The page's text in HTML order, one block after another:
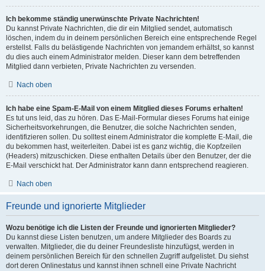
Ich bekomme ständig unerwünschte Private Nachrichten!
Du kannst Private Nachrichten, die dir ein Mitglied sendet, automatisch
löschen, indem du in deinem persönlichen Bereich eine entsprechende Regel
erstellst. Falls du belästigende Nachrichten von jemandem erhältst, so kannst
du dies auch einem Administrator melden. Dieser kann dem betreffenden
Mitglied dann verbieten, Private Nachrichten zu versenden.
Nach oben
Ich habe eine Spam-E-Mail von einem Mitglied dieses Forums erhalten!
Es tut uns leid, das zu hören. Das E-Mail-Formular dieses Forums hat einige
Sicherheitsvorkehrungen, die Benutzer, die solche Nachrichten senden,
identifizieren sollen. Du solltest einem Administrator die komplette E-Mail, die
du bekommen hast, weiterleiten. Dabei ist es ganz wichtig, die Kopfzeilen
(Headers) mitzuschicken. Diese enthalten Details über den Benutzer, der die
E-Mail verschickt hat. Der Administrator kann dann entsprechend reagieren.
Nach oben
Freunde und ignorierte Mitglieder
Wozu benötige ich die Listen der Freunde und ignorierten Mitglieder?
Du kannst diese Listen benutzen, um andere Mitglieder des Boards zu
verwalten. Mitglieder, die du deiner Freundesliste hinzufügst, werden in
deinem persönlichen Bereich für den schnellen Zugriff aufgelistet. Du siehst
dort deren Onlinestatus und kannst ihnen schnell eine Private Nachricht